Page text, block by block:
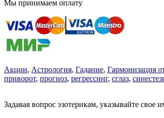
Мы принимаем оплату
Акции, Астрология, Гадание, Гармонизация
приворот, прогноз, регрессинг, сглаз,
Задавая вопрос эзотерикам, указывайте